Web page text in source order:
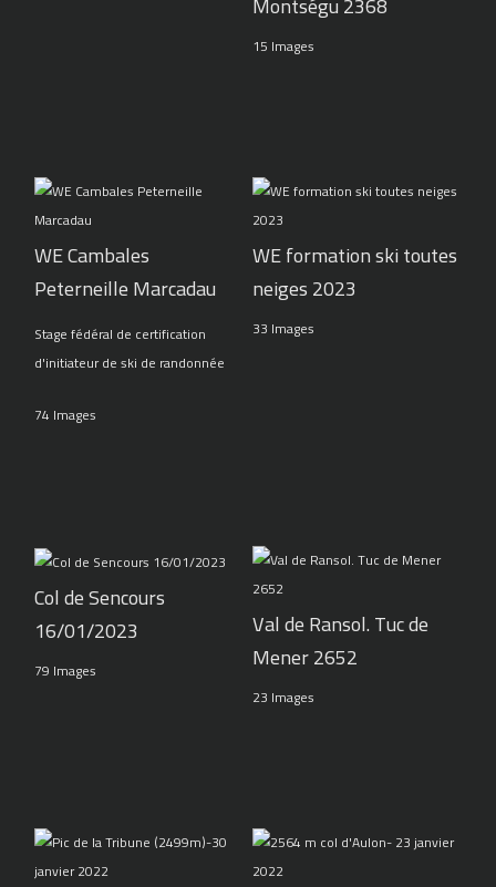
15 Images
WE Cambales
Peterneille Marcadau
Stage fédéral de certification
d'initiateur de ski de randonnée
74 Images
WE formation ski toutes
neiges 2023
33 Images
Col de Sencours
16/01/2023
79 Images
Val de Ransol. Tuc de
Mener 2652
23 Images